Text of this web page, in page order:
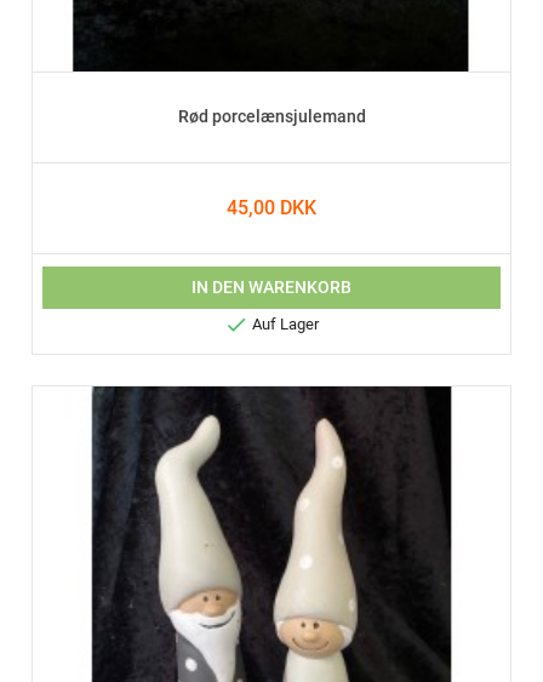
Rød porcelænsjulemand
45,00 DKK
IN DEN WARENKORB
 Auf Lager